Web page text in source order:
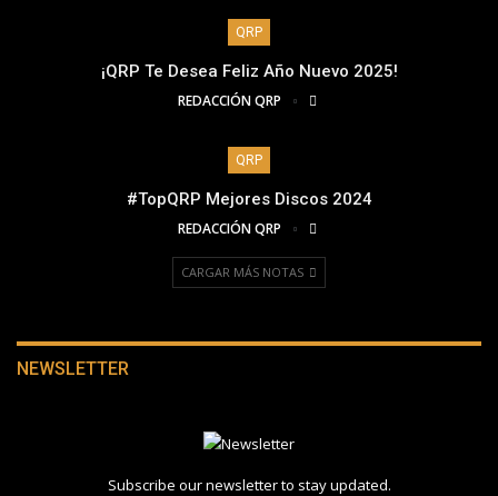
QRP
¡QRP Te Desea Feliz Año Nuevo 2025!
REDACCIÓN QRP
QRP
#TopQRP Mejores Discos 2024
REDACCIÓN QRP
CARGAR MÁS NOTAS
NEWSLETTER
Subscribe our newsletter to stay updated.